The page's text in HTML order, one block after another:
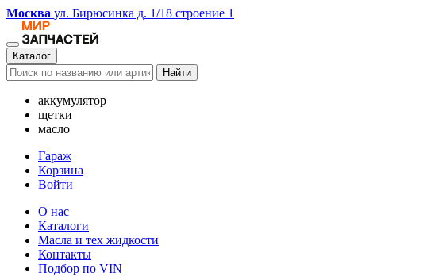
Москва ул. Бирюсинка д. 1/18 строение 1
Каталог
Найти
аккумулятор
щетки
масло
Гараж
Корзина
Войти
О нас
Каталоги
Масла и тех жидкости
Контакты
Подбор по VIN